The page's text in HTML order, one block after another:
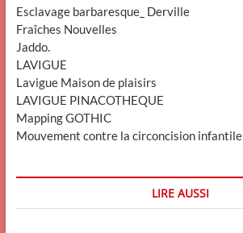
Esclavage barbaresque_ Derville
Fraîches Nouvelles
Jaddo.
LAVIGUE
Lavigue Maison de plaisirs
LAVIGUE PINACOTHEQUE
Mapping GOTHIC
Mouvement contre la circoncision infantile
LIRE AUSSI